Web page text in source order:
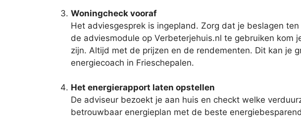
Woningcheck vooraf
Het adviesgesprek is ingepland. Zorg dat je beslagen
de adviesmodule op Verbeterjehuis.nl te gebruiken
zijn. Altijd met de prijzen en de rendementen. Dit kan je
energiecoach in Frieschepalen.
Het energierapport laten opstellen
De adviseur bezoekt je aan huis en checkt welke
betrouwbaar energieplan met de beste